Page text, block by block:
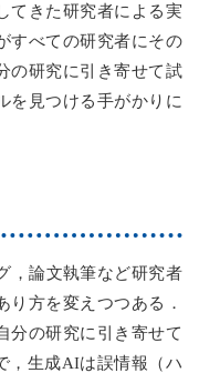
てきた研究者による実
すべての研究者にその
の研究に引き寄せて試
を見つける手がかりに
，論文執筆など研究者
り方を変えつつある．
分の研究に引き寄せて
，生成AIは誤情報（ハ